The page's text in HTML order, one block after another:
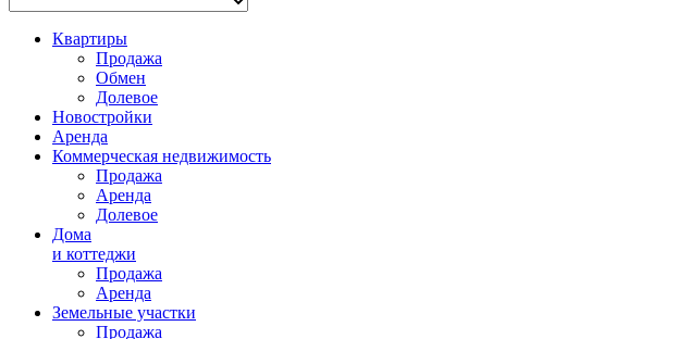
Квартиры
Продажа
Обмен
Долевое
Новостройки
Аренда
Коммерческая недвижимость
Продажа
Аренда
Долевое
Дома
и коттеджи
Продажа
Аренда
Земельные участки
Продажа